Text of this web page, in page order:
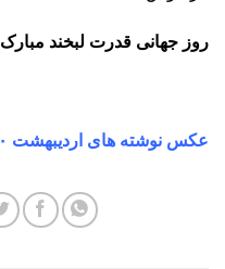
روز جهانی قدرت لبخند مبارک
عکس نوشته های اردیبهشت ۱۴۰۰